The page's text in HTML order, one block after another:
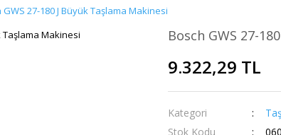
GWS 27-180 J Büyük Taşlama Makinesi
Bosch GWS 27-
9.322,29 TL
Kategori
Stok Kodu